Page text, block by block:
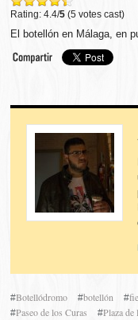
Rating: 4.4/5 (5 votes cast)
El botellón en Málaga, en
#Botellódromo #botellón #
#Paseo de los Curas #Plaza de